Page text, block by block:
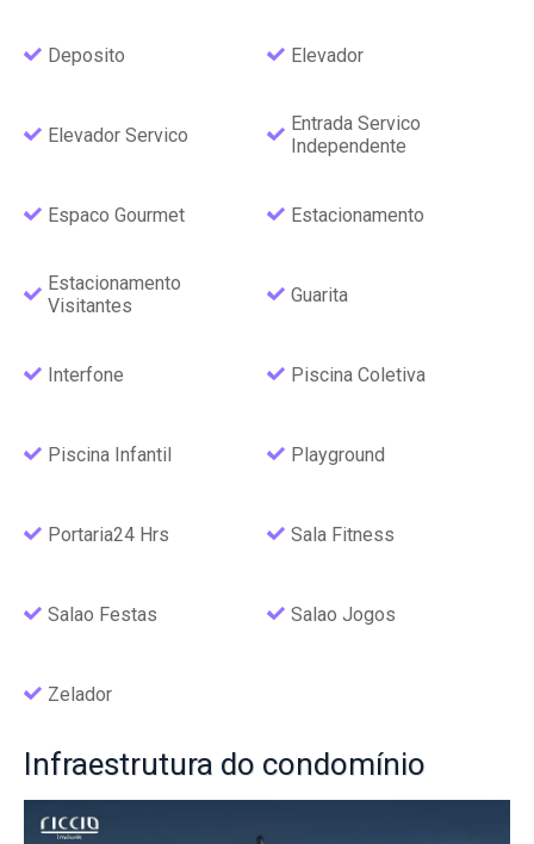
Deposito Elevador
Elevador Servico
Entrada Servico
Independente
Espaco Gourmet Estacionamento
Estacionamento
Visitantes
Guarita
Interfone Piscina Coletiva
Piscina Infantil Playground
Portaria24 Hrs Sala Fitness
Salao Festas Salao Jogos
Zelador
Infraestrutura do condomínio